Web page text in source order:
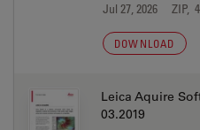
Jul 27, 2026 ZIP,
DOWNLOAD
Leica Aquire
03.2019